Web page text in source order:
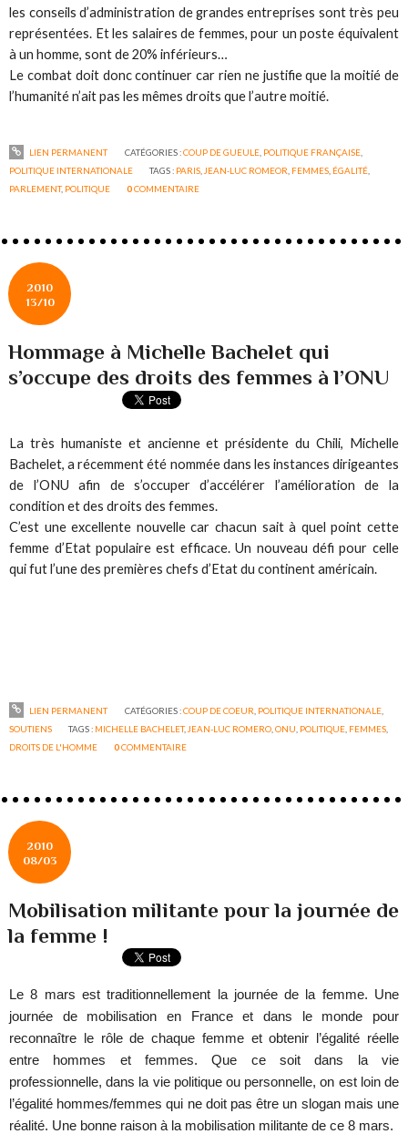
les conseils d’administration de grandes entreprises sont très peu
représentées. Et les salaires de femmes, pour un poste équivalent
à un homme, sont de 20% inférieurs…
Le combat doit donc continuer car rien ne justifie que la moitié de
l’humanité n’ait pas les mêmes droits que l’autre moitié.
LIEN PERMANENT CATÉGORIES :COUP DE GUEULE, POLITIQUE FRANÇAISE,
POLITIQUE INTERNATIONALE
TAGS : PARIS JEAN-LUC ROMEOR FEMMES ÉGALITÉ
PARLEMENT, POLITIQUE 0COMMENTAIRE
2010
13/10
Hommage à Michelle Bachelet qui
s’occupe des droits des femmes à l’ONU
La très humaniste et ancienne et présidente du Chili, Michelle
Bachelet, a récemment été nommée dans les instances dirigeantes
de l’ONU afin de s’occuper d’accélérer l’amélioration de la
condition et des droits des femmes.
C’est une excellente nouvelle car chacun sait à quel point cette
femme d’Etat populaire est efficace. Un nouveau défi pour celle
qui fut l’une des premières chefs d’Etat du continent américain.
LIEN PERMANENT CATÉGORIES :COUP DE COEUR POLITIQUE INTERNATIONALE,
SOUTIENS
TAGS : MICHELLE BACHELET, JEAN-LUC ROMERO ,ONU POLITIQUE FEMMES
DROITS DE L'HOMME
0COMMENTAIRE
2010
08/03
Mobilisation militante pour la journée de
la femme !
Le 8 mars est traditionnellement la journée de la femme. Une
journée de mobilisation en France et dans le monde pour
reconnaître le rôle de chaque femme et obtenir l’égalité réelle
entre hommes et femmes. Que ce soit dans la vie
professionnelle, dans la vie politique ou personnelle, on est loin de
l’égalité hommes/femmes qui ne doit pas être un slogan mais une
réalité. Une bonne raison à la mobilisation militante de ce 8 mars.